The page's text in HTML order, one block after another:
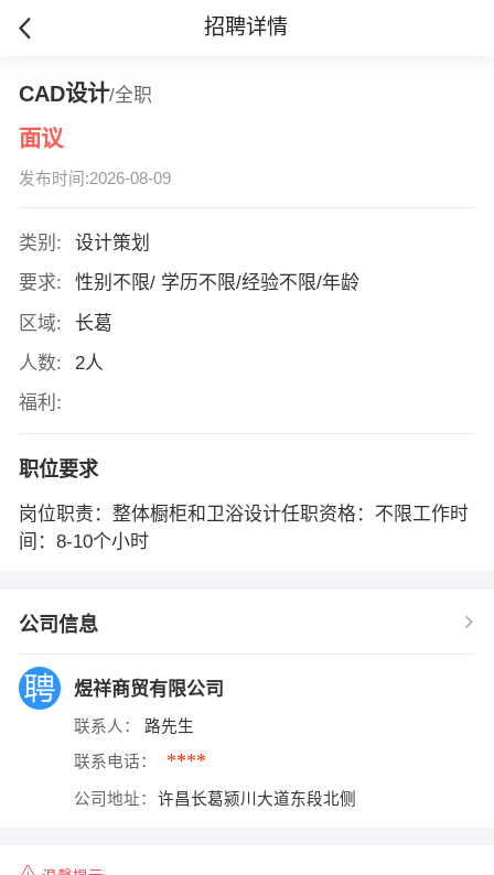
招聘详情
CAD设计/全职
面议
发布时间:2026-08-09
类别:
设计策划
要求:
性别不限/ 学历不限/经验不限/年龄
区域:
长葛
人数:
2人
福利:
职位要求
岗位职责：整体橱柜和卫浴设计任职资格：不限工作时
间：8-10个小时
公司信息
煜祥商贸有限公司
联系人： 路先生
联系电话： ****
公司地址： 许昌长葛颍川大道东段北侧